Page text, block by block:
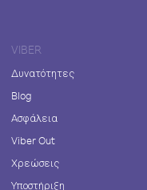
VIBER
Δυνατότητες
Blog
Ασφάλεια
Viber Out
Χρεώσεις
Υποστήριξη